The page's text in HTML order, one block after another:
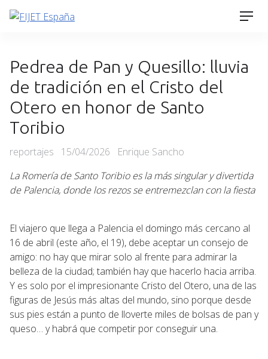
Skip
Pedrea de Pan y Quesillo: lluvia
de tradición en el Cristo del
Otero en honor de Santo
Toribio
Categories
reportajes
Posted
15/04/2026
Enrique Sancho
La Romería de Santo Toribio es la más singular y divertida
de Palencia, donde los rezos se entremezclan con la fiesta
El viajero que llega a Palencia el domingo más cercano al
16 de abril (este año, el 19), debe aceptar un consejo de
amigo: no hay que mirar solo al frente para admirar la
belleza de la ciudad; también hay que hacerlo hacia arriba.
Y es solo por el impresionante Cristo del Otero, una de las
figuras de Jesús más altas del mundo, sino porque desde
sus pies están a punto de lloverte miles de bolsas de pan y
queso… y habrá que competir por conseguir una.